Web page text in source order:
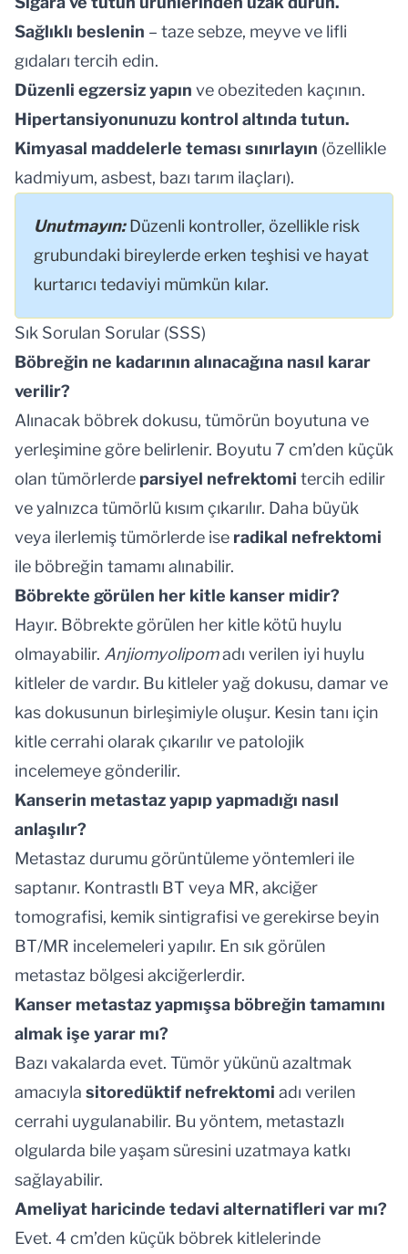
Sağlıklı beslenin – taze sebze, meyve ve lifli
gıdaları tercih edin.
Düzenli egzersiz yapın ve obeziteden kaçının.
Hipertansiyonunuzu kontrol altında tutun.
Kimyasal maddelerle teması sınırlayın (özellikle
kadmiyum, asbest, bazı tarım ilaçları).
Unutmayın: Düzenli kontroller, özellikle risk
grubundaki bireylerde erken teşhisi ve hayat
kurtarıcı tedaviyi mümkün kılar.
Sık Sorulan Sorular (SSS)
Böbreğin ne kadarının alınacağına nasıl karar
verilir?
Alınacak böbrek dokusu, tümörün boyutuna ve
yerleşimine göre belirlenir. Boyutu 7 cm’den küçük
olan tümörlerde parsiyel nefrektomi tercih edilir
ve yalnızca tümörlü kısım çıkarılır. Daha büyük
veya ilerlemiş tümörlerde ise radikal nefrektomi
ile böbreğin tamamı alınabilir.
Böbrekte görülen her kitle kanser midir?
Hayır. Böbrekte görülen her kitle kötü huylu
olmayabilir. Anjiomyolipomadı verilen iyi huylu
kitleler de vardır. Bu kitleler yağ dokusu, damar ve
kas dokusunun birleşimiyle oluşur. Kesin tanı için
kitle cerrahi olarak çıkarılır ve patolojik
incelemeye gönderilir.
Kanserin metastaz yapıp yapmadığı nasıl
anlaşılır?
Metastaz durumu görüntüleme yöntemleri ile
saptanır. Kontrastlı BT veya MR, akciğer
tomografisi, kemik sintigrafisi ve gerekirse beyin
BT/MR incelemeleri yapılır. En sık görülen
metastaz bölgesi akciğerlerdir.
Kanser metastaz yapmışsa böbreğin tamamını
almak işe yarar mı?
Bazı vakalarda evet. Tümör yükünü azaltmak
amacıyla sitoredüktif nefrektomi adı verilen
cerrahi uygulanabilir. Bu yöntem, metastazlı
olgularda bile yaşam süresini uzatmaya katkı
sağlayabilir.
Ameliyat haricinde tedavi alternatifleri var mı?
Evet. 4 cm’den küçük böbrek kitlelerinde